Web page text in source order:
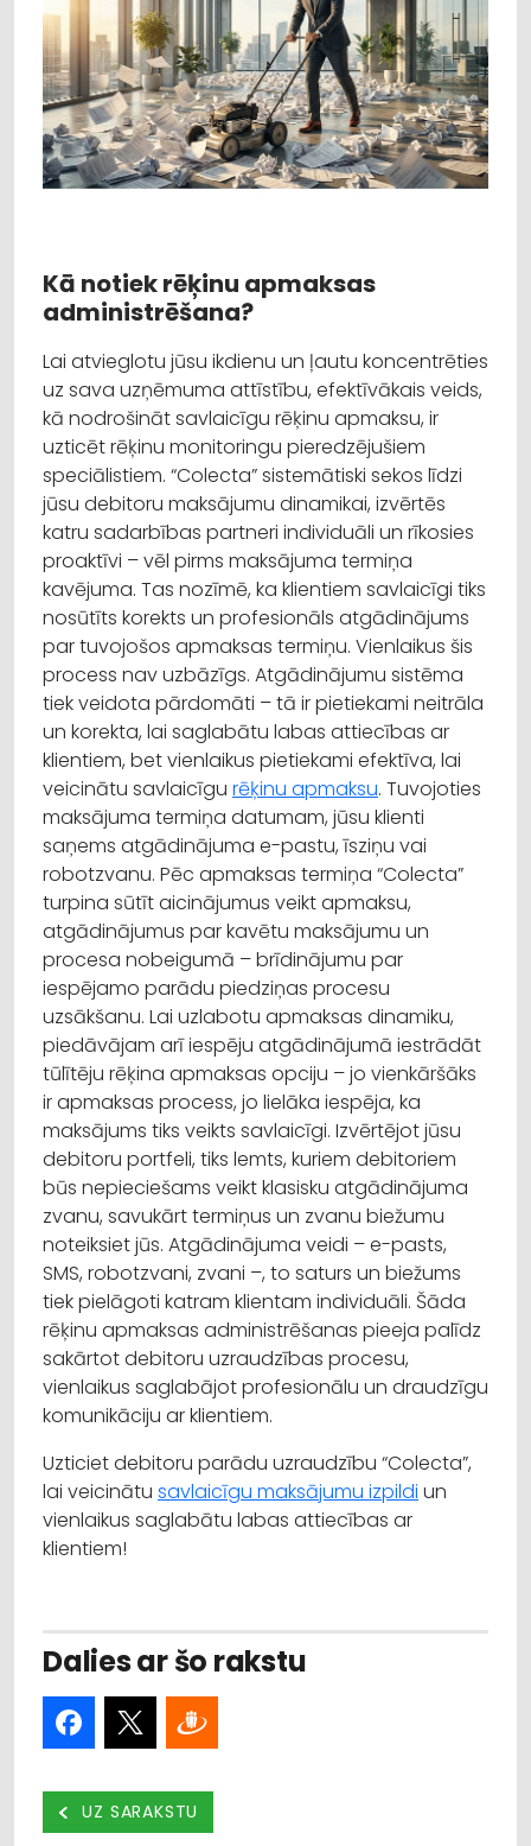
Kā notiek rēķinu apmaksas
administrēšana?
Lai atvieglotu jūsu ikdienu un ļautu koncentrēties
uz sava uzņēmuma attīstību, efektīvākais veids,
kā nodrošināt savlaicīgu rēķinu apmaksu, ir
uzticēt rēķinu monitoringu pieredzējušiem
speciālistiem. “Colecta” sistemātiski sekos līdzi
jūsu debitoru maksājumu dinamikai, izvērtēs
katru sadarbības partneri individuāli un rīkosies
proaktīvi – vēl pirms maksājuma termiņa
kavējuma. Tas nozīmē, ka klientiem savlaicīgi tiks
nosūtīts korekts un profesionāls atgādinājums
par tuvojošos apmaksas termiņu. Vienlaikus šis
process nav uzbāzīgs. Atgādinājumu sistēma
tiek veidota pārdomāti – tā ir pietiekami neitrāla
un korekta, lai saglabātu labas attiecības ar
klientiem, bet vienlaikus pietiekami efektīva, lai
veicinātu savlaicīgu rēķinu apmaksu. Tuvojoties
maksājuma termiņa datumam, jūsu klienti
saņems atgādinājuma e-pastu, īsziņu vai
robotzvanu. Pēc apmaksas termiņa “Colecta”
turpina sūtīt aicinājumus veikt apmaksu,
atgādinājumus par kavētu maksājumu un
procesa nobeigumā – brīdinājumu par
iespējamo parādu piedziņas procesu
uzsākšanu. Lai uzlabotu apmaksas dinamiku,
piedāvājam arī iespēju atgādinājumā iestrādāt
tūlītēju rēķina apmaksas opciju – jo vienkāršāks
ir apmaksas process, jo lielāka iespēja, ka
maksājums tiks veikts savlaicīgi. Izvērtējot jūsu
debitoru portfeli, tiks lemts, kuriem debitoriem
būs nepieciešams veikt klasisku atgādinājuma
zvanu, savukārt termiņus un zvanu biežumu
noteiksiet jūs. Atgādinājuma veidi – e-pasts,
SMS, robotzvani, zvani –, to saturs un biežums
tiek pielāgoti katram klientam individuāli. Šāda
rēķinu apmaksas administrēšanas pieeja palīdz
sakārtot debitoru uzraudzības procesu,
vienlaikus saglabājot profesionālu un draudzīgu
komunikāciju ar klientiem.
Uzticiet debitoru parādu uzraudzību “Colecta”,
lai veicinātu savlaicīgu maksājumu izpildi un
vienlaikus saglabātu labas attiecības ar
klientiem!
Dalies ar šo rakstu
UZ SARAKSTU